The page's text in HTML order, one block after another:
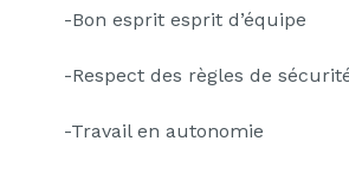
-Bon esprit esprit d’équipe
-Respect des règles de
-Travail en autonomie